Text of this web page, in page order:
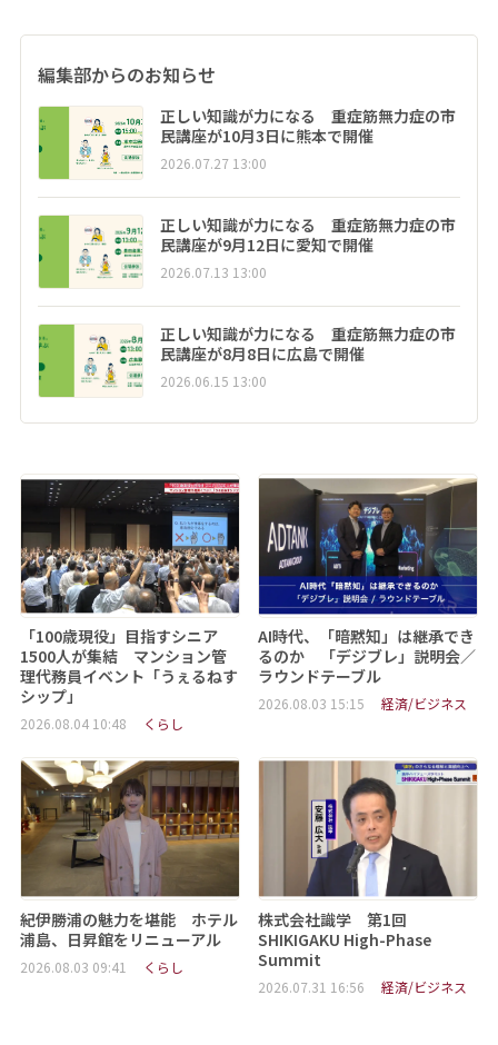
編集部からのお知らせ
正しい知識が力になる 重症筋無力症の市
民講座が10月3日に熊本で開催
2026.07.27 13:00
正しい知識が力になる 重症筋無力症の市
民講座が9月12日に愛知で開催
2026.07.13 13:00
正しい知識が力になる 重症筋無力症の市
民講座が8月8日に広島で開催
2026.06.15 13:00
「100歳現役」目指すシニア
1500人が集結 マンション管
理代務員イベント「うぇるねす
シップ」
2026.08.04 10:48 くらし
AI時代、「暗黙知」は継承でき
るのか 「デジブレ」説明会／
ラウンドテーブル
2026.08.03 15:15 経済/ビジネス
紀伊勝浦の魅力を堪能 ホテル
浦島、日昇館をリニューアル
2026.08.03 09:41 くらし
株式会社識学 第1回
SHIKIGAKU High-Phase
Summit
2026.07.31 16:56 経済/ビジネス